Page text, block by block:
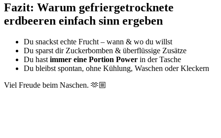
Fazit: Warum gefriergetrocknete
erdbeeren einfach sinn ergeben
Du snackst echte Frucht – wann & wo du willst
Du sparst dir Zuckerbomben & überflüssige Zusätze
Du hast immer eine Portion Power in der Tasche
Du bleibst spontan, ohne Kühlung, Waschen oder Kleckern
Viel Freude beim Naschen. 🫶🏼